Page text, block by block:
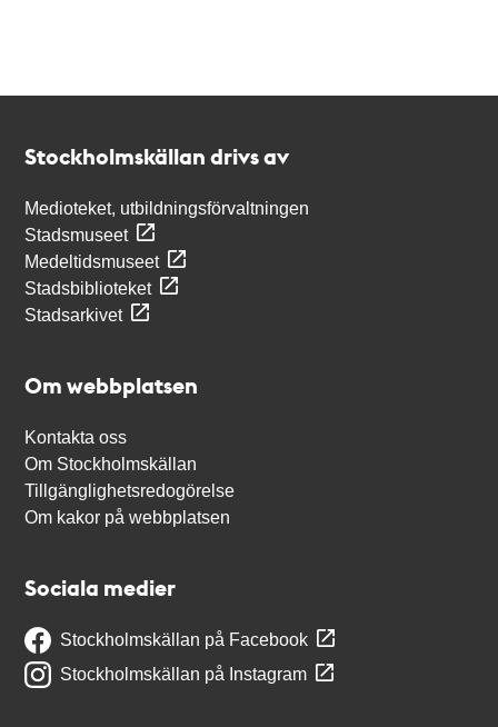
Stockholmskällan drivs av
Medioteket, utbildningsförvaltningen
Stadsmuseet
Medeltidsmuseet
Stadsbiblioteket
Stadsarkivet
Om webbplatsen
Kontakta oss
Om Stockholmskällan
Tillgänglighetsredogörelse
Om kakor på webbplatsen
Sociala medier
Stockholmskällan på Facebook
Stockholmskällan på Instagram